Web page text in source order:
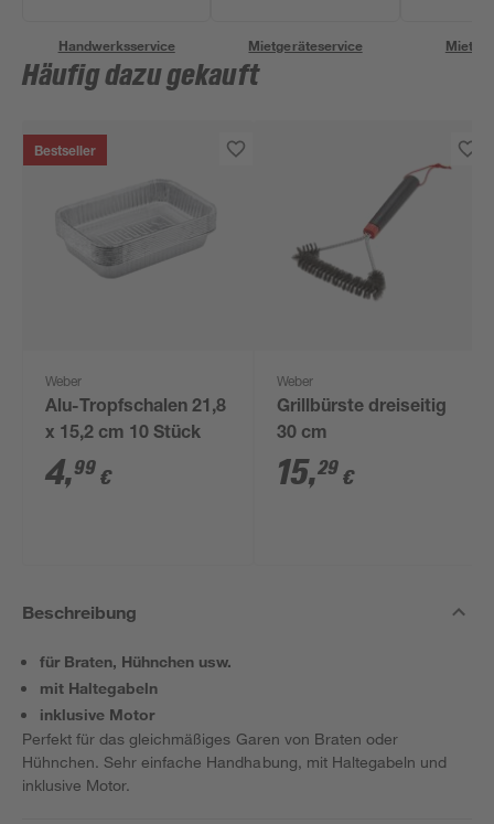
Handwerksservice Mietgeräteservice
Häufig dazu gekauft
Bestseller
Weber
Alu-Tropfschalen 21,8
x 15,2 cm 10 Stück
4,99 €
Weber
Grillbürste dreiseitig
30 cm
15,29 €
Beschreibung
für Braten, Hühnchen usw.
mit Haltegabeln
inklusive Motor
Perfekt für das gleichmäßiges Garen von Braten oder
Hühnchen. Sehr einfache Handhabung, mit Haltegabeln und
inklusive Motor.